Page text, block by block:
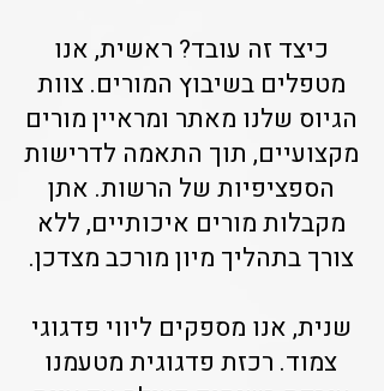
כיצד זה עובד? ראשית, אנו
מטפלים בשיבוץ המורים. צוות
הגיוס שלנו מאתר ומראיין מורים
מקצועיים, תוך התאמה לדרישות
הספציפיות של הרשות. אתן
מקבלות מורים איכותיים, ללא
צורך בתהליך מיון מורכב מצדכן.
שנית, אנו מספקים ליווי פדגוגי
צמוד. רכזת פדגוגית מטעמנו